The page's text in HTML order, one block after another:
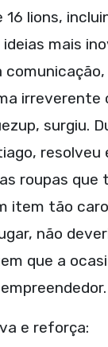
16 lions,
mais
irreverente
surgiu.
resolveu
roupas que
item tão
não
que a
e reforça: